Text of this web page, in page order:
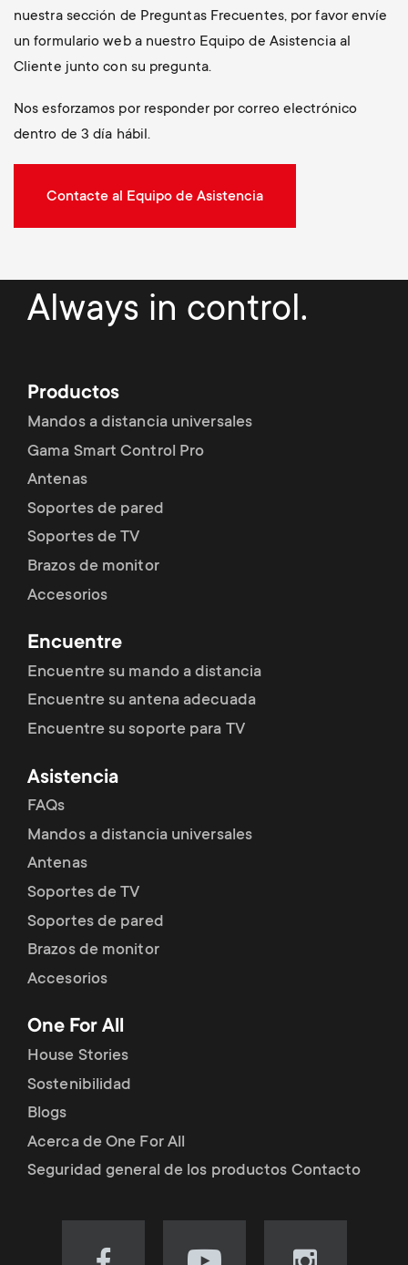
nuestra sección de Preguntas Frecuentes, por favor envíe
un formulario web a nuestro Equipo de Asistencia al
Cliente junto con su pregunta.
Nos esforzamos por responder por correo electrónico
dentro de 3 día hábil.
Contacte al Equipo de Asistencia
Always in control.
Productos
Mandos a distancia universales
Gama Smart Control Pro
Antenas
Soportes de pared
Soportes de TV
Brazos de monitor
Accesorios
Encuentre
Encuentre su mando a distancia
Encuentre su antena adecuada
Encuentre su soporte para TV
Asistencia
FAQs
Mandos a distancia universales
Antenas
Soportes de TV
Soportes de pared
Brazos de monitor
Accesorios
One For All
House Stories
Sostenibilidad
Blogs
Acerca de One For All
Seguridad general de los productos Contacto